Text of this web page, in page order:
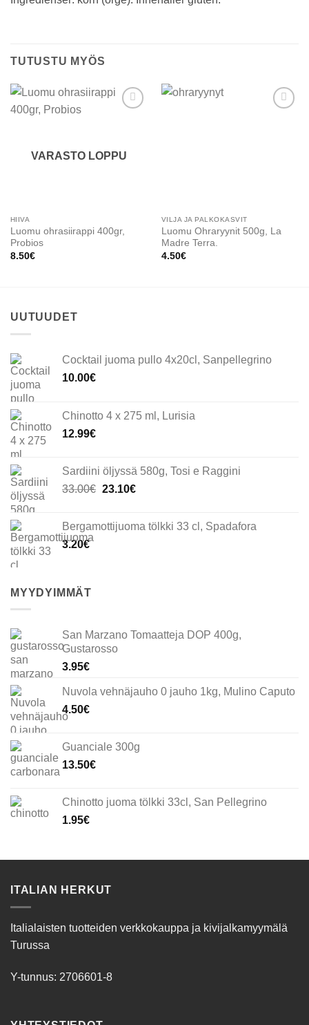
TUTUSTU MYÖS
VARASTO LOPPU
HIIVA
Luomu ohrasiirappi 400gr,
Probios
8.50€
VILJA JA PALKOKASVIT
Luomu Ohraryynit 500g, La
Madre Terra.
4.50€
UUTUUDET
Cocktail juoma pullo 4x20cl, Sanpellegrino
10.00€
Chinotto 4 x 275 ml, Lurisia
12.99€
Sardiini öljyssä 580g, Tosi e Raggini
33.00€ Alkuperäinen
33.00€.
23.10€Nykyinen
23.10€.
Bergamottijuoma tölkki 33 cl, Spadafora
3.20€
MYYDYIMMÄT
San Marzano Tomaatteja DOP 400g,
Gustarosso
3.95€
Nuvola vehnäjauho 0 jauho 1kg, Mulino Caputo
4.50€
Guanciale 300g
13.50€
Chinotto juoma tölkki 33cl, San Pellegrino
1.95€
ITALIAN HERKUT
Italialaisten tuotteiden verkkokauppa ja kivijalkamyymälä
Turussa
Y-tunnus: 2706601-8